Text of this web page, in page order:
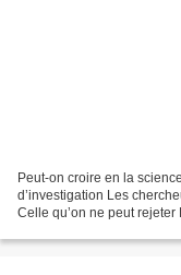
Peut-on croire en la
d’investigation Les
Celle qu’on ne peut rejeter